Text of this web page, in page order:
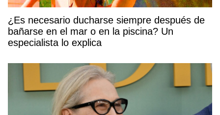
¿Es necesario ducharse siempre después de
bañarse en el mar o en la piscina? Un
especialista lo explica